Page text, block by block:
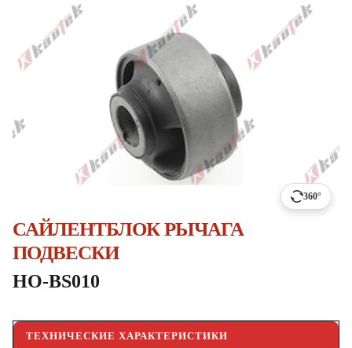
360°
САЙЛЕНТБЛОК РЫЧАГА
ПОДВЕСКИ
HO-BS010
ТЕХНИЧЕСКИЕ ХАРАКТЕРИСТИКИ